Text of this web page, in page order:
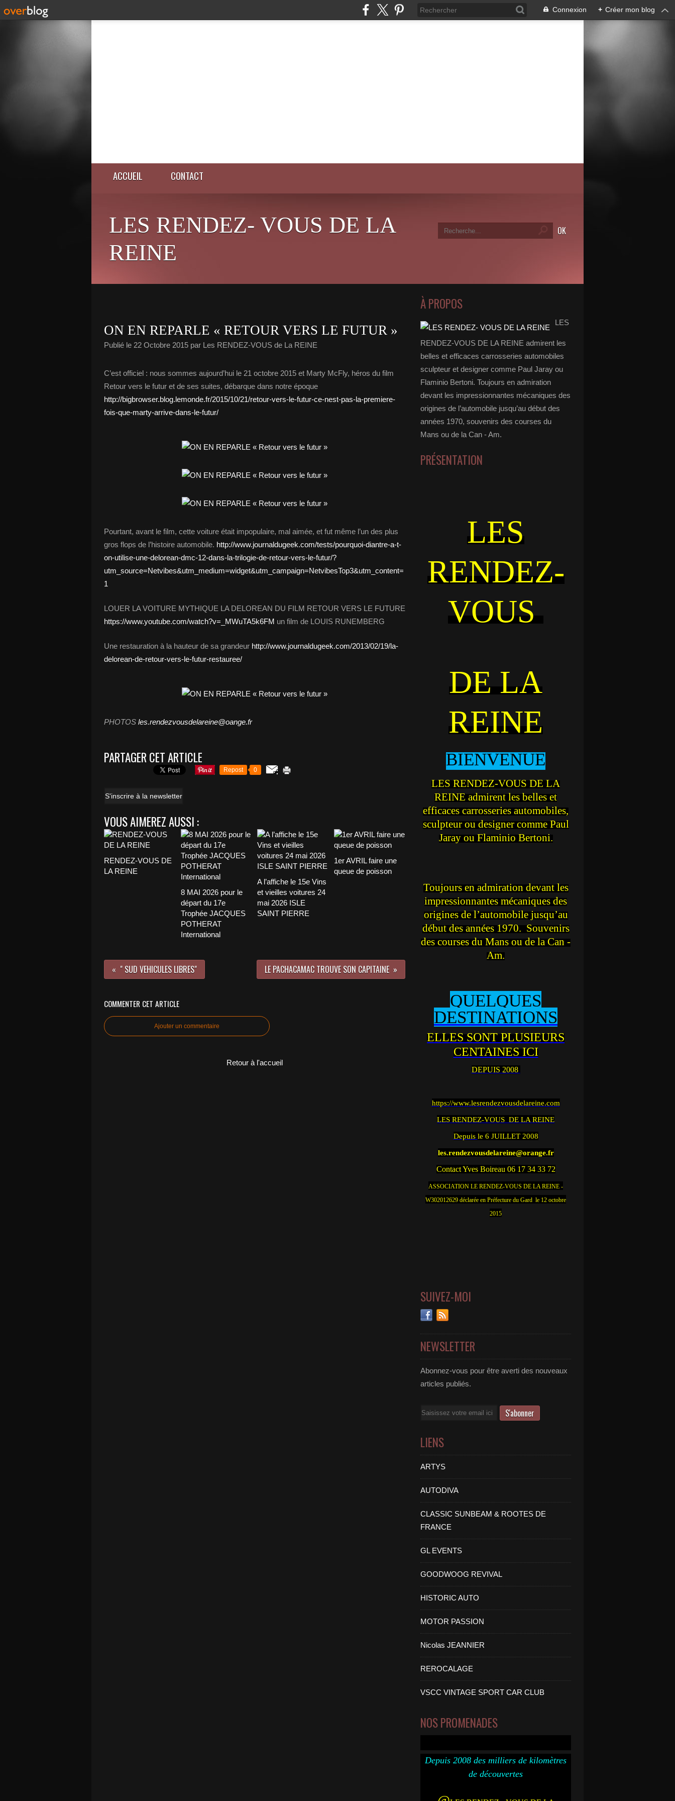
Connexion + Créer mon blog
ACCUEIL CONTACT
LES RENDEZ- VOUS DE LA
REINE
ON EN REPARLE « RETOUR VERS LE FUTUR »
Publié le 22 Octobre 2015 par Les RENDEZ-VOUS de La REINE
C’est officiel : nous sommes aujourd’hui le 21 octobre 2015 et Marty McFly, héros du film
Retour vers le futur et de ses suites, débarque dans notre époque
http://bigbrowser.blog.lemonde.fr/2015/10/21/retour-vers-le-futur-ce-nest-pas-la-premiere-
fois-que-marty-arrive-dans-le-futur/
Pourtant, avant le film, cette voiture était impopulaire, mal aimée, et fut même l’un des plus
gros flops de l’histoire automobile. http://www.journaldugeek.com/tests/pourquoi-diantre-a-t-
on-utilise-une-delorean-dmc-12-dans-la-trilogie-de-retour-vers-le-futur/?
utm_source=Netvibes&utm_medium=widget&utm_campaign=NetvibesTop3&utm_content=
1
LOUER LA VOITURE MYTHIQUE LA DELOREAN DU FILM RETOUR VERS LE FUTURE
https://www.youtube.com/watch?v=_MWuTA5k6FM un film de LOUIS RUNEMBERG
Une restauration à la hauteur de sa grandeur http://www.journaldugeek.com/2013/02/19/la-
delorean-de-retour-vers-le-futur-restauree/
PHOTOS les.rendezvousdelareine@oange.fr
PARTAGER CET ARTICLE
Repost 0
S'inscrire à la newsletter
VOUS AIMEREZ AUSSI :
RENDEZ-VOUS DE
LA REINE
8 MAI 2026 pour le
départ du 17e
Trophée JACQUES
POTHERAT
International
A l’affiche le 15e Vins
et vieilles voitures 24
mai 2026 ISLE
SAINT PIERRE
1er AVRIL faire une
queue de poisson
" SUD VEHICULES LIBRES" LE PACHACAMAC TROUVE SON CAPITAINE
COMMENTER CET ARTICLE
Ajouter un commentaire
Retour à l'accueil
À PROPOS
LES
RENDEZ-VOUS DE LA REINE admirent les
belles et efficaces carrosseries automobiles
sculpteur et designer comme Paul Jaray ou
Flaminio Bertoni. Toujours en admiration
devant les impressionnantes mécaniques des
origines de l’automobile jusqu’au début des
années 1970, souvenirs des courses du
Mans ou de la Can - Am.
PRÉSENTATION
LES
RENDEZ-
VOUS
DE LA
REINE
BIENVENUE
LES RENDEZ-VOUS DE LA
REINE admirent les belles et
efficaces carrosseries automobiles,
sculpteur ou designer comme Paul
Jaray ou Flaminio Bertoni.
Toujours en admiration devant les
impressionnantes mécaniques des
origines de l’automobile jusqu’au
début des années 1970. Souvenirs
des courses du Mans ou de la Can -
Am.
QUELQUES
DESTINATIONS
ELLES SONT PLUSIEURS
CENTAINES ICI
DEPUIS 2008
https://www.lesrendezvousdelareine.com
LES RENDEZ-VOUS DE LA REINE
Depuis le 6 JUILLET 2008
les.rendezvousdelareine@orange.fr
Contact Yves Boireau 06 17 34 33 72
ASSOCIATION LE RENDEZ-VOUS DE LA REINE -
W302012629 déclarée en Préfecture du Gard le 12 octobre
2015
SUIVEZ-MOI
NEWSLETTER
Abonnez-vous pour être averti des nouveaux
articles publiés.
Email
LIENS
ARTYS
AUTODIVA
CLASSIC SUNBEAM & ROOTES DE
FRANCE
GL EVENTS
GOODWOOG REVIVAL
HISTORIC AUTO
MOTOR PASSION
Nicolas JEANNIER
REROCALAGE
VSCC VINTAGE SPORT CAR CLUB
NOS PROMENADES
Depuis 2008 des milliers de kilomètres
de découvertes